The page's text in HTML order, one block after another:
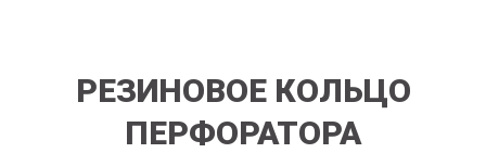
РЕЗИНОВОЕ КОЛЬЦО
ПЕРФОРАТОРА